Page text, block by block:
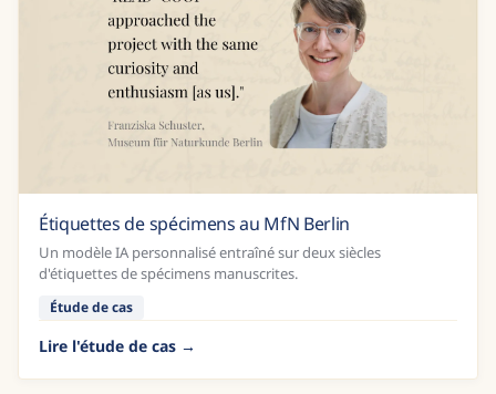
Étiquettes de spécimens au MfN Berlin
Un modèle IA personnalisé entraîné sur deux siècles
d'étiquettes de spécimens manuscrites.
Étude de cas
Lire l'étude de cas